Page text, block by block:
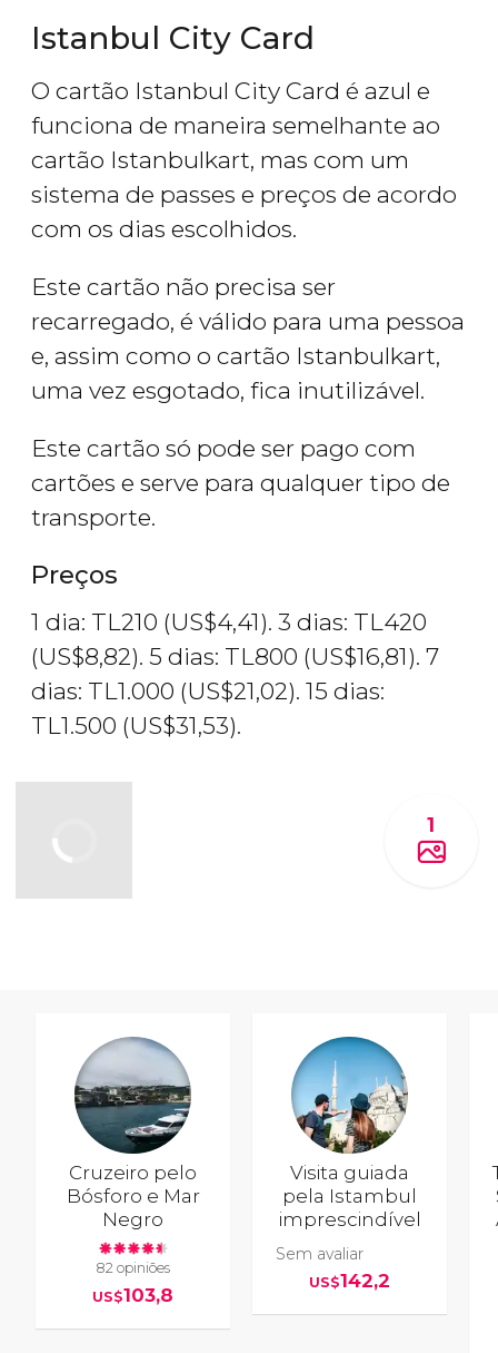
Istanbul City Card
O cartão Istanbul City Card é azul e
funciona de maneira semelhante ao
cartão Istanbulkart, mas com um
sistema de passes e preços de acordo
com os dias escolhidos.
Este cartão não precisa ser
recarregado, é válido para uma pessoa
e, assim como o cartão Istanbulkart,
uma vez esgotado, fica inutilizável.
Este cartão só pode ser pago com
cartões e serve para qualquer tipo de
transporte.
Preços
1 dia: TL210 (US$4,41). 3 dias: TL420
(US$8,82). 5 dias: TL800 (US$16,81). 7
dias: TL1.000 (US$21,02). 15 dias:
TL1.500 (US$31,53).
1
Cruzeiro pelo
Bósforo e Mar
Negro
82 opiniões
US$103,8
Visita guiada
pela Istambul
imprescindível
Sem avaliar
US$142,2